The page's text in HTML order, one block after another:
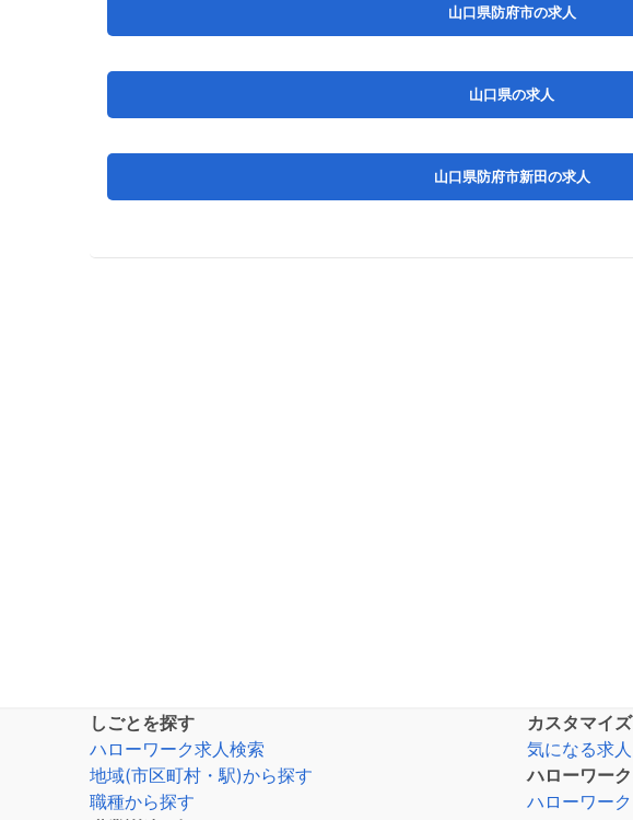
山口県防府市の求人
山口県の求人
山口県防府市新田の求人
しごとを探す
ハローワーク求人検索
地域(市区町村・駅)から探す
職種から探す
カスタマイズ
気になる求人
ハローワー
ハローワー